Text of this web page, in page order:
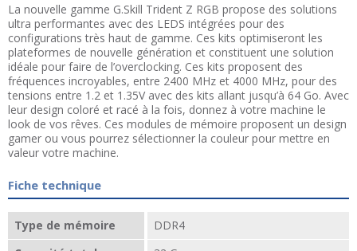
La nouvelle gamme G.Skill Trident Z RGB propose des solutions
ultra performantes avec des LEDS intégrées pour des
configurations très haut de gamme. Ces kits optimiseront les
plateformes de nouvelle génération et constituent une solution
idéale pour faire de l’overclocking. Ces kits proposent des
fréquences incroyables, entre 2400 MHz et 4000 MHz, pour des
tensions entre 1.2 et 1.35V avec des kits allant jusqu’à 64 Go. Avec
leur design coloré et racé à la fois, donnez à votre machine le
look de vos rêves. Ces modules de mémoire proposent un design
gamer ou vous pourrez sélectionner la couleur pour mettre en
valeur votre machine.
Fiche technique
Type de mémoire
DDR4